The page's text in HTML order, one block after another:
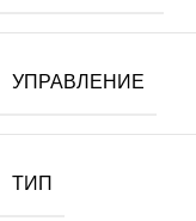
УПРАВЛЕНИЕ
ТИП